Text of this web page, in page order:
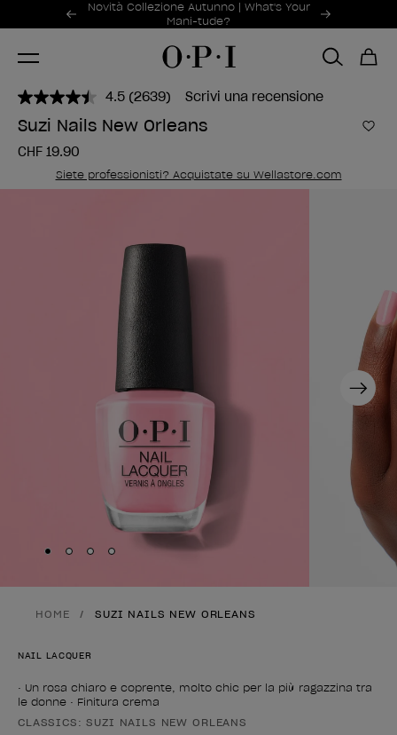
Offerte promozionali
Novità Collezione Autunno | What's Your
Mani-tude?
Item 1 of 2
4.5 Leggi
2639
recensioni.
alla
pagina.
(2639) Scrivi una recensione
Suzi Nails New Orleans
CHF 19.90
Siete professionisti? Acquistate su Wellastore.com
Next
Skip to slide
Skip to slide
Skip to slide
Skip to slide
HOME SUZI NAILS NEW ORLEANS
NAIL LACQUER
• Un rosa chiaro e coprente, molto chic per la più ragazzina tra
le donne • Finitura crema
Forma del prodotto
CLASSICS: SUZI NAILS NEW ORLEANS